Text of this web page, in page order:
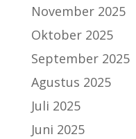
November 2025
Oktober 2025
September 2025
Agustus 2025
Juli 2025
Juni 2025